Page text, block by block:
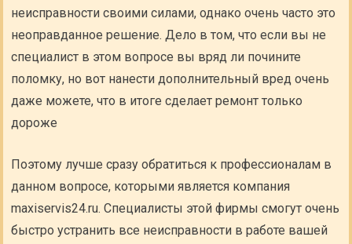
неисправности своими силами, однако очень часто это
неоправданное решение. Дело в том, что если вы не
специалист в этом вопросе вы вряд ли почините
поломку, но вот нанести дополнительный вред очень
даже можете, что в итоге сделает ремонт только
дороже
Поэтому лучше сразу обратиться к профессионалам в
данном вопросе, которыми является компания
maxiservis24.ru. Специалисты этой фирмы смогут очень
быстро устранить все неисправности в работе вашей